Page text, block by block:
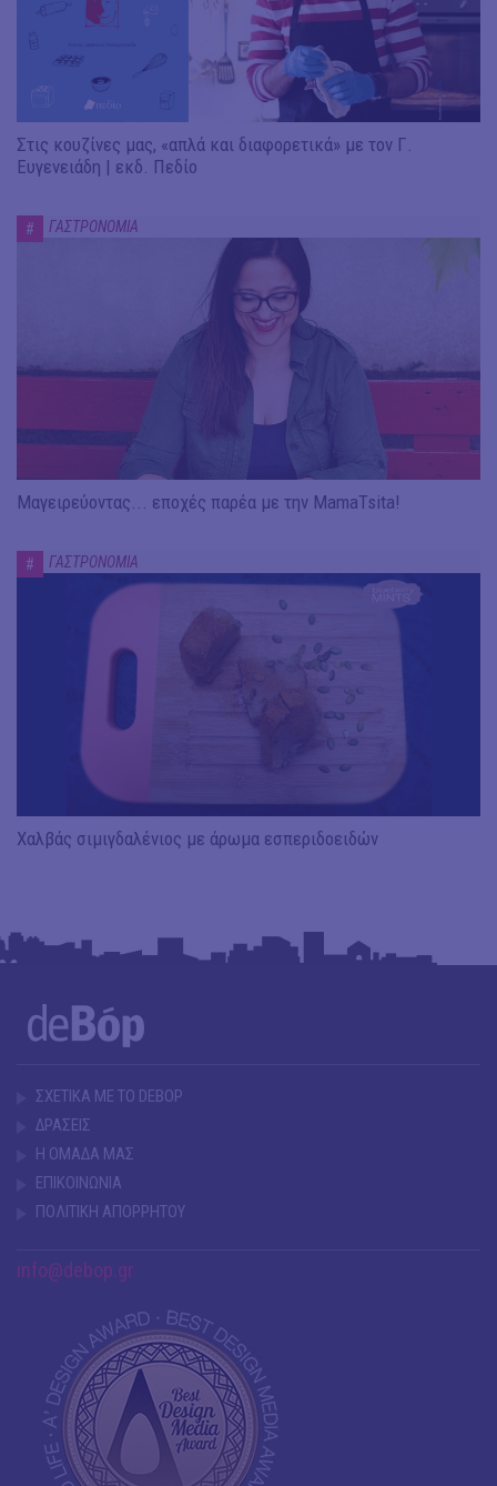
Στις κουζίνες μας, «απλά και διαφορετικά» με τον Γ.
Ευγενειάδη | εκδ. Πεδίο
# ΓΑΣΤΡΟΝΟΜΙΑ
Μαγειρεύοντας... εποχές παρέα με την MamaTsita!
# ΓΑΣΤΡΟΝΟΜΙΑ
Χαλβάς σιμιγδαλένιος με άρωμα εσπεριδοειδών
ΣΧΕΤΙΚΑ ΜΕ ΤΟ DEBOP
ΔΡΑΣΕΙΣ
Η ΟΜΑΔΑ ΜΑΣ
ΕΠΙΚΟΙΝΩΝΙΑ
ΠΟΛΙΤΙΚΗ ΑΠΟΡΡΗΤΟΥ
info@debop.gr